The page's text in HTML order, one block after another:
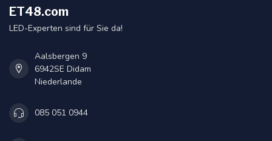
ET48.com
LED-Experten sind für Sie da!
Aalsbergen 9
6942SE Didam
Niederlande
085 051 0944